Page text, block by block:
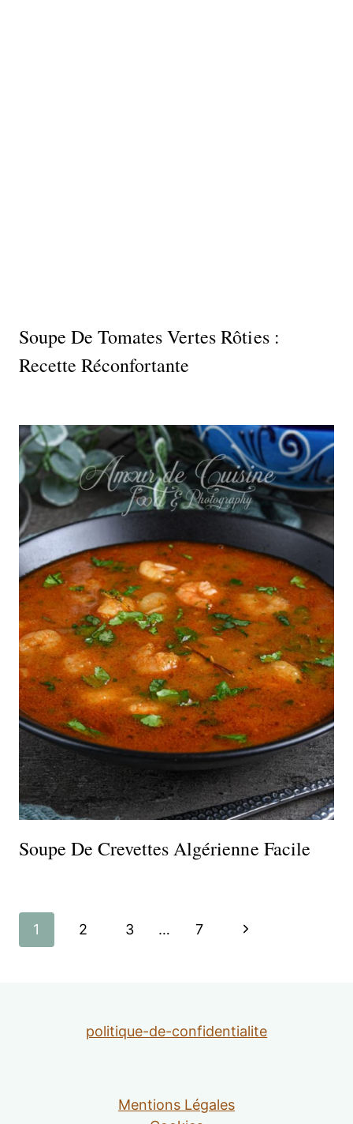
Soupe De Tomates Vertes Rôties :
Recette Réconfortante
Soupe De Crevettes Algérienne Facile
Navigation
1 2 3 … 7
Page
politique-de-confidentialite
Mentions Légales